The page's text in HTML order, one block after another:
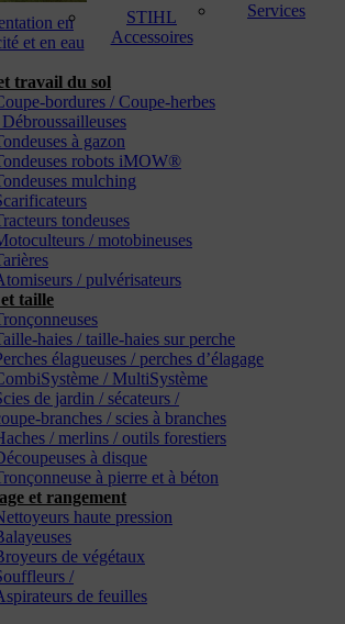
en
et en eau
STIHL
Accessoires
Services
travail du sol
bordures / Coupe-herbes
à gazon
robots iMOW®
mulching
tondeuses
/ motobineuses
/ pulvérisateurs
taille
haies / taille-haies sur perche
élagueuses / perches d’élagage
/ MultiSystème
de jardin / sécateurs /
branches / scies à branches
/ merlins / outils forestiers
à disque
à pierre et à béton
et rangement
haute pression
de végétaux
/
de feuilles